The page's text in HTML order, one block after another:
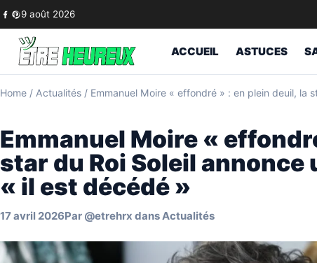
Skip to content
9 août 2026
ACCUEIL ASTUCES
Home / Actualités / Emmanuel Moire « effondré » : en plein deuil, la
Emmanuel Moire «
star du Roi Soleil
« il est décédé »
17 avril 2026Par @etrehrx dansActualités